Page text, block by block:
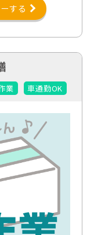
する
業 車通勤OK